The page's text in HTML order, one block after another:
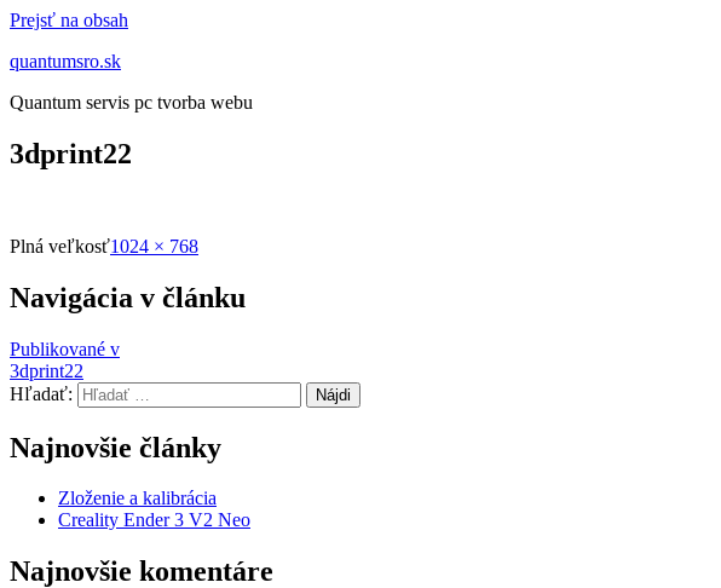
Prejsť na obsah
quantumsro.sk
Quantum servis pc tvorba webu
3dprint22
Plná veľkosť1024 × 768
Navigácia v článku
Publikované v
3dprint22
Hľadať:
Najnovšie články
Zloženie a kalibrácia
Creality Ender 3 V2 Neo
Najnovšie komentáre